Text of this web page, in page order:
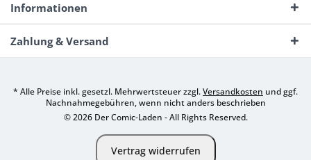
Informationen
Zahlung & Versand
* Alle Preise inkl. gesetzl. Mehrwertsteuer zzgl.Versandkosten und ggf.
Nachnahmegebühren, wenn nicht anders beschrieben
© 2026 Der Comic-Laden - All Rights Reserved.
Vertrag widerrufen